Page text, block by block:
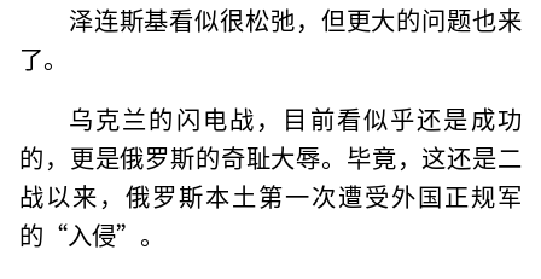
泽连斯基看似很松弛，但更大的问题也来
了。
乌克兰的闪电战，目前看似乎还是成功
的，更是俄罗斯的奇耻大辱。毕竟，这还是二
战以来，俄罗斯本土第一次遭受外国正规军
的“入侵”。